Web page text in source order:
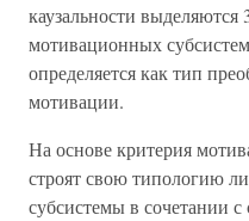
каузальности
мотивационных
определяется как тип
мотивации.
На основе критерия
строят свою типологию
субсистемы в сочетании